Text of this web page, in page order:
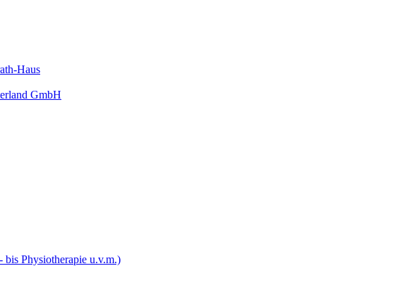
Haus
GmbH
bis Physiotherapie u.v.m.)